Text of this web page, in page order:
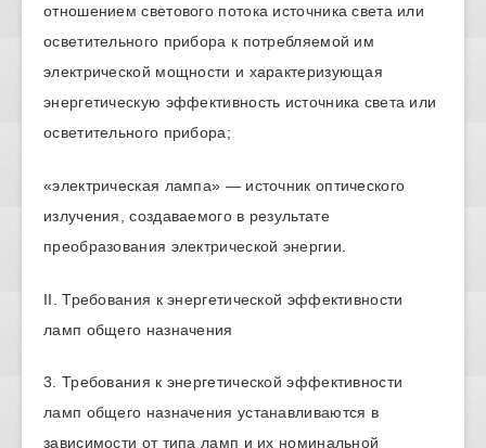
отношением светового потока источника света или
осветительного прибора к потребляемой им
электрической мощности и характеризующая
энергетическую эффективность источника света или
осветительного прибора;
«электрическая лампа» — источник оптического
излучения, создаваемого в результате
преобразования электрической энергии.
II. Требования к энергетической эффективности
ламп общего назначения
3. Требования к энергетической эффективности
ламп общего назначения устанавливаются в
зависимости от типа ламп и их номинальной